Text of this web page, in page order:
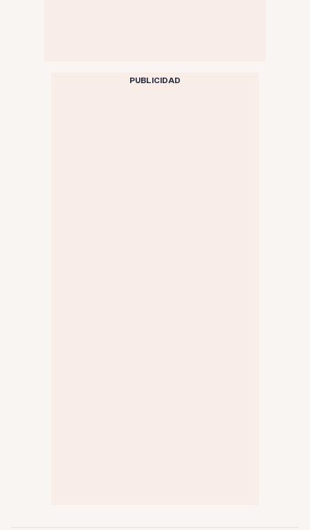
PUBLICIDAD